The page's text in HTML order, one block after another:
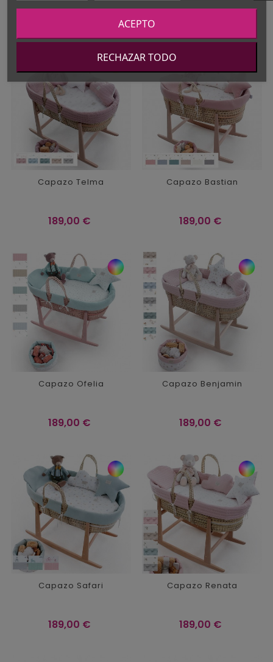
Capazo Telma
Precio
189,00 €
Capazo Bastian
Precio
189,00 €
Capazo Ofelia
Precio
189,00 €
Capazo Benjamin
Precio
189,00 €
Capazo Safari
Precio
189,00 €
Capazo Renata
Precio
189,00 €
RECHAZAR TODO
ACEPTO